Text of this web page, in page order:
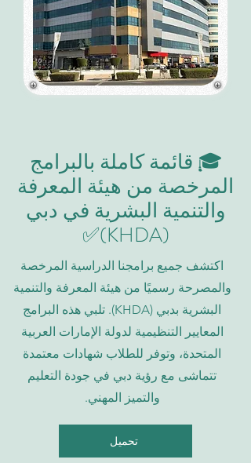
🎓 قائمة كاملة بالبرامج
المرخصة من هيئة المعرفة
والتنمية البشرية في دبي
(KHDA)✅
اكتشف جميع برامجنا الدراسية المرخصة
والمصرحة رسميًا من هيئة المعرفة والتنمية
البشرية بدبي (KHDA). تلبي هذه البرامج
المعايير التنظيمية لدولة الإمارات العربية
المتحدة، وتوفر للطلاب شهادات معتمدة
تتماشى مع رؤية دبي في جودة التعليم
والتميز المهني.
تحميل